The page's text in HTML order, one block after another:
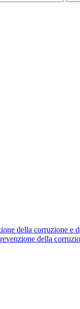
della corruzione e
della